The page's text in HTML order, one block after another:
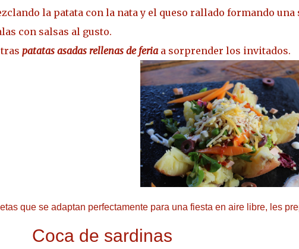
la patata con la nata y el queso rallado formando
con salsas al gusto.
patatas asadas rellenas de feria a sorprender los invitados.
que se adaptan perfectamente para una fiesta en aire libre, les
Coca de sardinas